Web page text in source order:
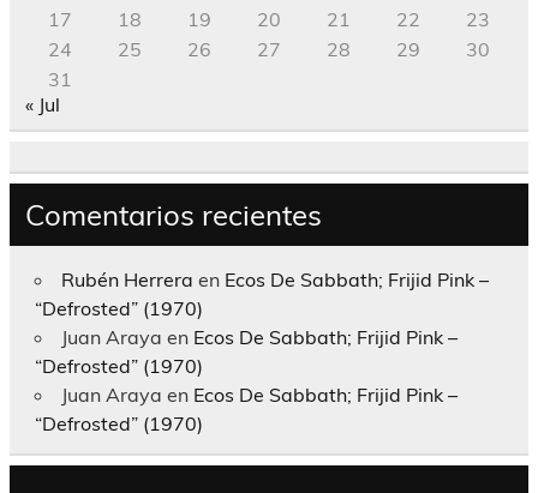
17
18 19 20 21 22
23
24
25 26 27 28 29
30
31
« Jul
Comentarios recientes
Rubén Herrera en Ecos De Sabbath; Frijid Pink –
“Defrosted” (1970)
Juan Araya en Ecos De Sabbath; Frijid Pink –
“Defrosted” (1970)
Juan Araya en Ecos De Sabbath; Frijid Pink –
“Defrosted” (1970)